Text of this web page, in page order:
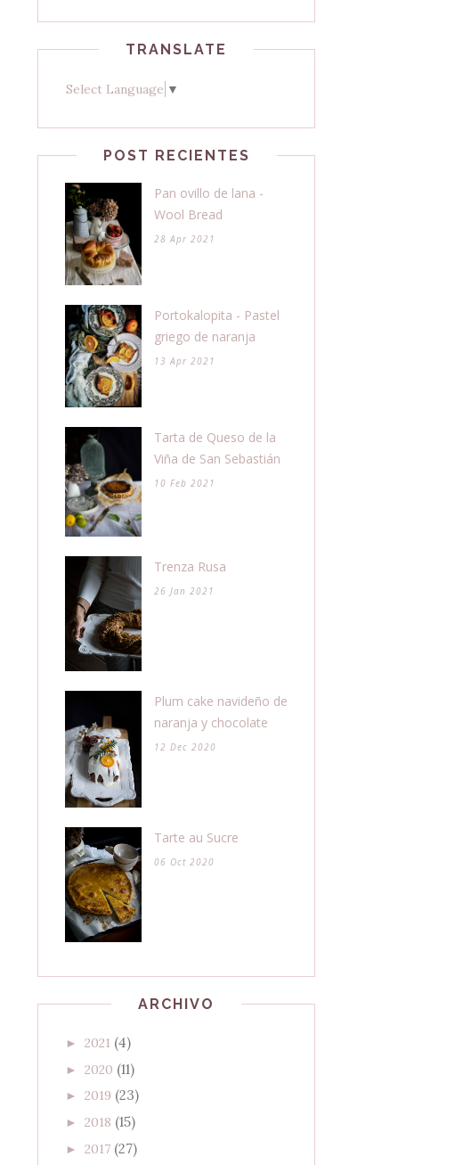
TRANSLATE
Select Language ▼
POST RECIENTES
Pan ovillo de lana -
Wool Bread
28 Apr 2021
Portokalopita - Pastel
griego de naranja
13 Apr 2021
Tarta de Queso de la
Viña de San Sebastián
10 Feb 2021
Trenza Rusa
26 Jan 2021
Plum cake navideño de
naranja y chocolate
12 Dec 2020
Tarte au Sucre
06 Oct 2020
ARCHIVO
► 2021 (4)
► 2020 (11)
► 2019 (23)
► 2018 (15)
► 2017 (27)